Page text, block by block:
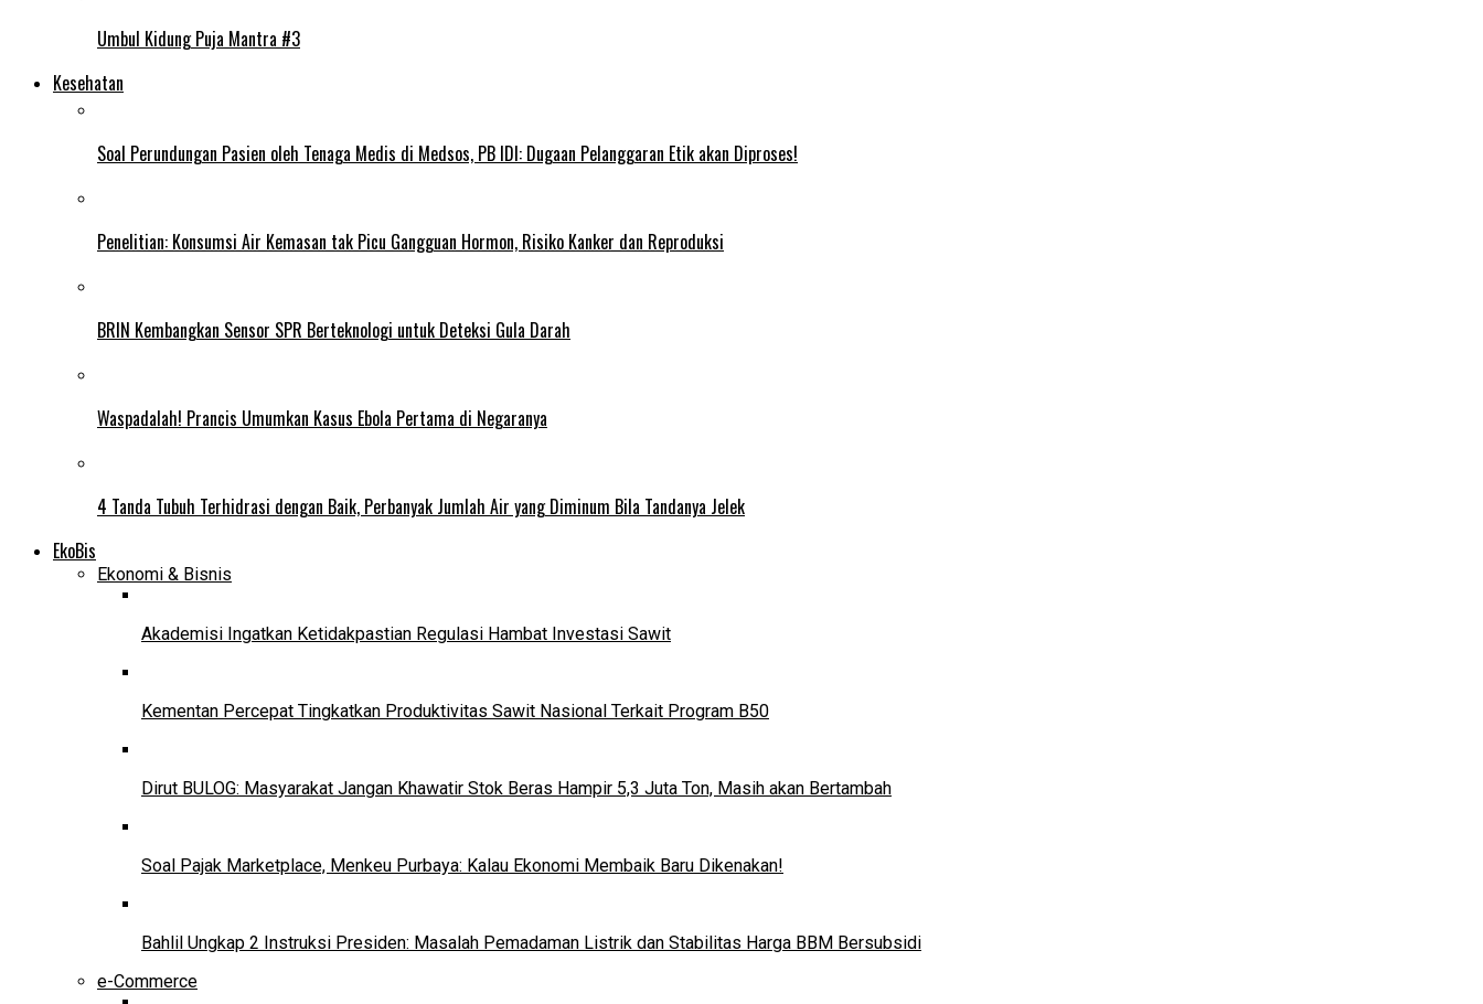
Umbul Kidung Puja Mantra #3
Kesehatan
Soal Perundungan Pasien oleh Tenaga Medis di Medsos, PB IDI: Dugaan Pelanggaran Etik akan Diproses!
Penelitian: Konsumsi Air Kemasan tak Picu Gangguan Hormon, Risiko Kanker dan Reproduksi
BRIN Kembangkan Sensor SPR Berteknologi untuk Deteksi Gula Darah
Waspadalah! Prancis Umumkan Kasus Ebola Pertama di Negaranya
4 Tanda Tubuh Terhidrasi dengan Baik, Perbanyak Jumlah Air yang Diminum Bila Tandanya Jelek
EkoBis
Ekonomi & Bisnis
Akademisi Ingatkan Ketidakpastian Regulasi Hambat Investasi Sawit
Kementan Percepat Tingkatkan Produktivitas Sawit Nasional Terkait Program B50
Dirut BULOG: Masyarakat Jangan Khawatir Stok Beras Hampir 5,3 Juta Ton, Masih akan Bertambah
Soal Pajak Marketplace, Menkeu Purbaya: Kalau Ekonomi Membaik Baru Dikenakan!
Bahlil Ungkap 2 Instruksi Presiden: Masalah Pemadaman Listrik dan Stabilitas Harga BBM Bersubsidi
e-Commerce